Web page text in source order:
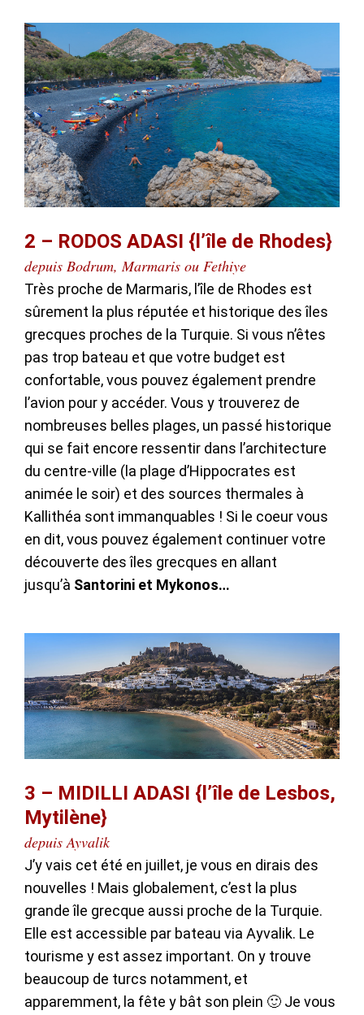
2 – RODOS ADASI {l’île de Rhodes}
depuis Bodrum, Marmaris ou Fethiye
Très proche de Marmaris, l’île de Rhodes est
sûrement la plus réputée et historique des îles
grecques proches de la Turquie. Si vous n’êtes
pas trop bateau et que votre budget est
confortable, vous pouvez également prendre
l’avion pour y accéder. Vous y trouverez de
nombreuses belles plages, un passé historique
qui se fait encore ressentir dans l’architecture
du centre-ville (la plage d’Hippocrates est
animée le soir) et des sources thermales à
Kallithéa sont immanquables ! Si le coeur vous
en dit, vous pouvez également continuer votre
découverte des îles grecques en allant
jusqu’à Santorini et Mykonos…
3 – MIDILLI ADASI {l’île de Lesbos,
Mytilène}
depuis Ayvalik
J’y vais cet été en juillet, je vous en dirais des
nouvelles ! Mais globalement, c’est la plus
grande île grecque aussi proche de la Turquie.
Elle est accessible par bateau via Ayvalik. Le
tourisme y est assez important. On y trouve
beaucoup de turcs notamment, et
apparemment, la fête y bât son plein 🙂 Je vous